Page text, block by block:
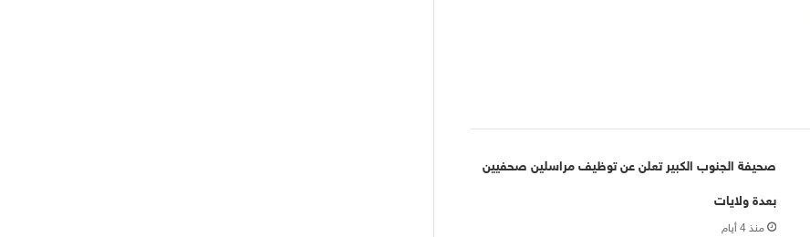
صحيفة الجنوب الكبير تعلن عن توظيف مراسلين صحفيين
بعدة ولايات
منذ 4 أيام